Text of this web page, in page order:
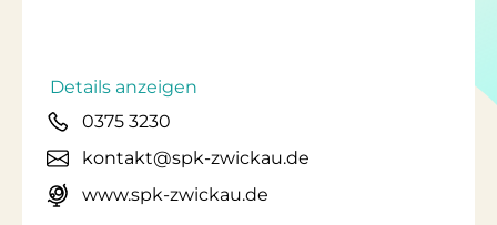
Details anzeigen
0375 3230
kontakt@spk-zwickau.de
www.spk-zwickau.de